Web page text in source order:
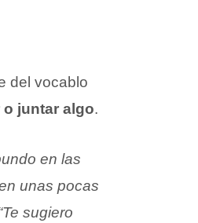
del vocablo
juntar algo.
en las
unas pocas
sugiero